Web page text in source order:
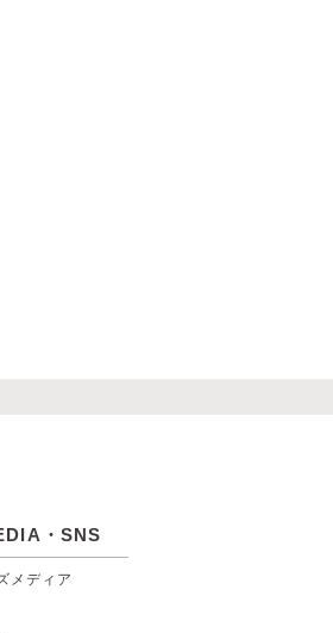
・SNS
メディア